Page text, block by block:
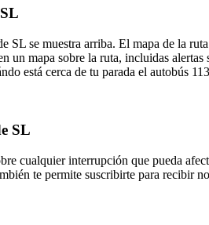
SL se muestra arriba. El mapa de la
un mapa sobre la ruta, incluidas
está cerca de tu parada el autobús
SL
cualquier interrupción que pueda
te permite suscribirte para recibir